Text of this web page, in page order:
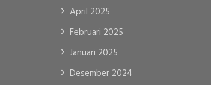
April 2025
Februari 2025
Januari 2025
Desember 2024